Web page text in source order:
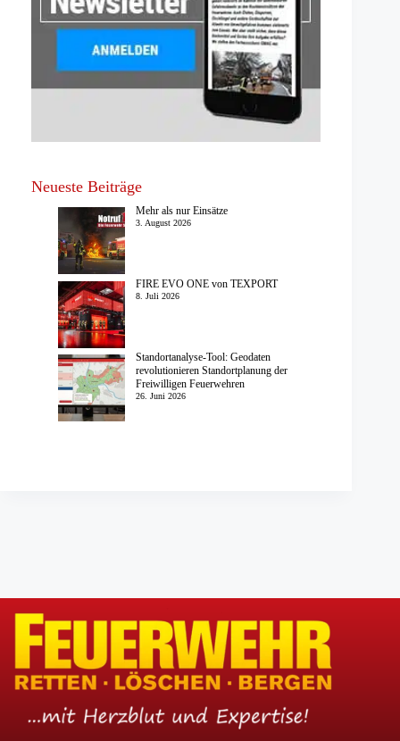
Neueste Beiträge
Mehr als nur Einsätze
3. August 2026
FIRE EVO ONE von TEXPORT
8. Juli 2026
Standortanalyse-Tool: Geodaten
revolutionieren Standortplanung der
Freiwilligen Feuerwehren
26. Juni 2026